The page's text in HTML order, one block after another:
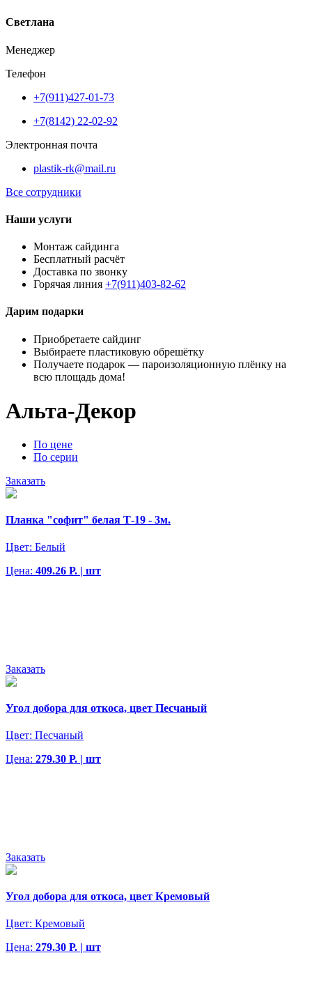
Светлана
Менеджер
Телефон
+7(911)427-01-73
+7(8142) 22-02-92
Электронная почта
plastik-rk@mail.ru
Все сотрудники
Наши услуги
Монтаж сайдинга
Бесплатный расчёт
Доставка по звонку
Горячая линия +7(911)403-82-62
Дарим подарки
Приобретаете сайдинг
Выбираете пластиковую обрешётку
Получаете подарок — пароизоляционную плёнку на
всю площадь дома!
Альта-Декор
По цене
По серии
Заказать
Планка "софит" белая Т-19 - 3м.
Цвет: Белый
Цена: 409.26 Р. | шт
Заказать
Угол добора для откоса, цвет Песчаный
Цвет: Песчаный
Цена: 279.30 Р. | шт
Заказать
Угол добора для откоса, цвет Кремовый
Цвет: Кремовый
Цена: 279.30 Р. | шт